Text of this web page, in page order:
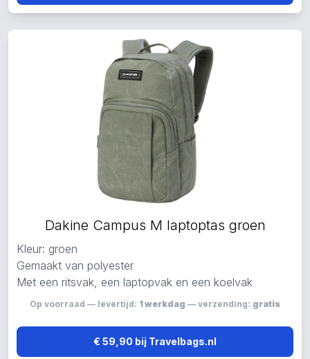
Dakine Campus M laptoptas groen
Kleur: groen
Gemaakt van polyester
Met een ritsvak, een laptopvak en een koelvak
Op voorraad — levertijd: 1 werkdag — verzending: gratis
€ 59,90 bij Travelbags.nl